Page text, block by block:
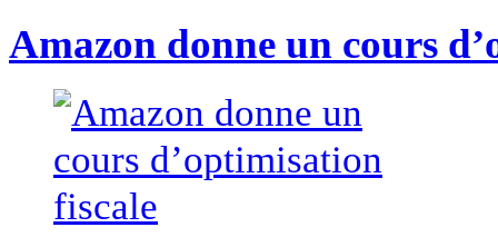
Amazon donne un cours